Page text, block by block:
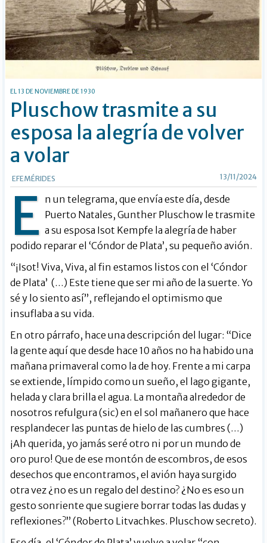
EL 13 DE NOVIEMBRE DE 1930
Pluschow trasmite a su
esposa la alegría de volver
a volar
EFEMÉRIDES 13/11/2024
E n un telegrama, que envía este día, desde
Puerto Natales, Gunther Pluschow le trasmite
a su esposa Isot Kempfe la alegría de haber
podido reparar el ‘Cóndor de Plata’, su pequeño avión.
“¡Isot! Viva, Viva, al fin estamos listos con el ‘Cóndor
de Plata’ (…) Este tiene que ser mi año de la suerte. Yo
sé y lo siento así”, reflejando el optimismo que
insuflaba a su vida.
En otro párrafo, hace una descripción del lugar: “Dice
la gente aquí que desde hace 10 años no ha habido una
mañana primaveral como la de hoy. Frente a mi carpa
se extiende, límpido como un sueño, el lago gigante,
helada y clara brilla el agua. La montaña alrededor de
nosotros refulgura (sic) en el sol mañanero que hace
resplandecer las puntas de hielo de las cumbres (…)
¡Ah querida, yo jamás seré otro ni por un mundo de
oro puro! Que de ese montón de escombros, de esos
desechos que encontramos, el avión haya surgido
otra vez ¿no es un regalo del destino? ¿No es eso un
gesto sonriente que sugiere borrar todas las dudas y
reflexiones?” (Roberto Litvachkes. Pluschow secreto).